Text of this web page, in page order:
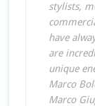
stylists,
have
are
unique
Marco
Marco